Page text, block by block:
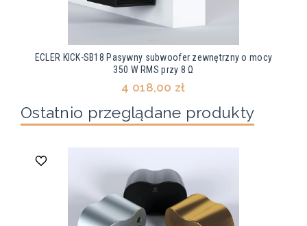
ECLER KICK-SB18 Pasywny subwoofer zewnętrzny o mocy
350 W RMS przy 8 Ω
4 018,00 zł
Ostatnio przeglądane produkty